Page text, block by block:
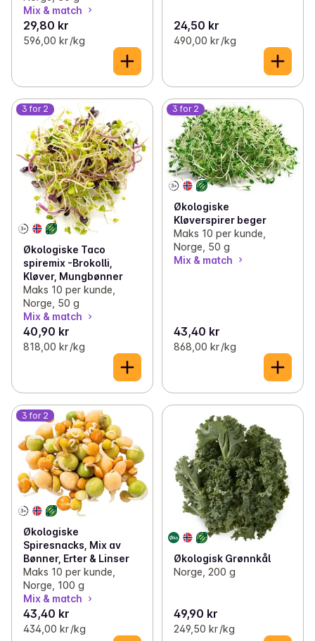
Mix & match
29,80 kr
596,00 kr /kg
24,50 kr
490,00 kr /kg
3 for 2
Økologiske Taco
spiremix -Brokolli,
Kløver, Mungbønner
Maks 10 per kunde,
Norge, 50 g
Mix & match
40,90 kr
818,00 kr /kg
3 for 2
Økologiske
Kløverspirer beger
Maks 10 per kunde,
Norge, 50 g
Mix & match
43,40 kr
868,00 kr /kg
3 for 2
Økologiske
Spiresnacks, Mix av
Bønner, Erter & Linser
Maks 10 per kunde,
Norge, 100 g
Mix & match
43,40 kr
434,00 kr /kg
Økologisk Grønnkål
Norge, 200 g
49,90 kr
249,50 kr /kg